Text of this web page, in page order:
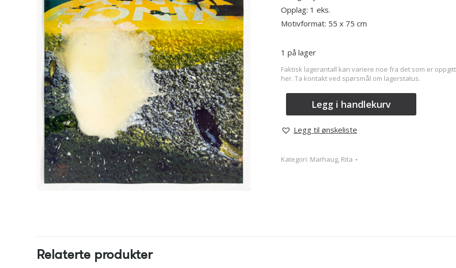
Opplag: 1 eks.
Motivformat: 55 x 75 cm
1 på lager
Faktisk lagerantall kan variere noe fra det som er oppgitt
her. Ta kontakt ved spørsmål om lagerstatus.
Legg i handlekurv
Legg til ønskeliste
Kategori: Marhaug, Rita
Relaterte produkter